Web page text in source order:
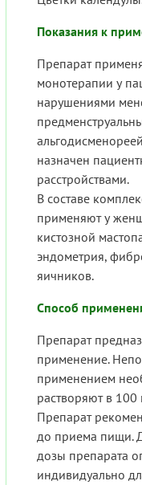
Показания к
Препарат
монотерапии у
нарушениями
назначен
расстройствами.
В составе
применяют у
кистозной
эндометрия,
яичников.
Способ
Препарат
применение.
применением
растворяют в 100
Препарат
до приема пищи.
дозы препарата
индивидуально